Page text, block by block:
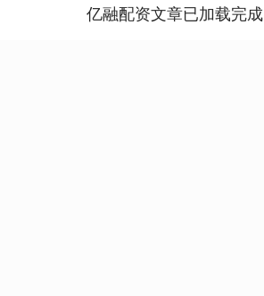
亿融配资文章已加载完成